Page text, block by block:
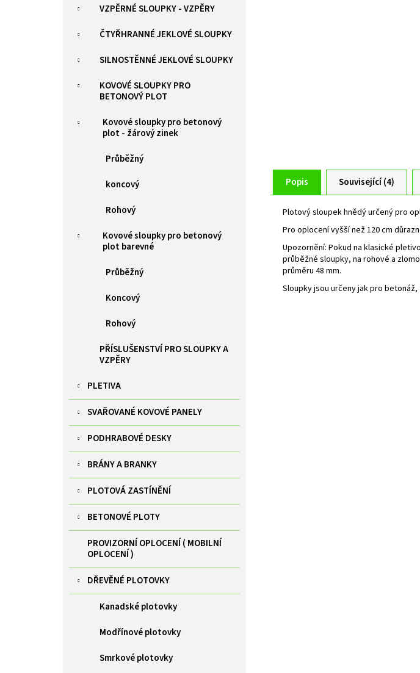
VZPĚRNÉ SLOUPKY - VZPĚRY
ČTYŘHRANNÉ JEKLOVÉ SLOUPKY
SILNOSTĚNNÉ JEKLOVÉ SLOUPKY
KOVOVÉ SLOUPKY PRO
BETONOVÝ PLOT
Kovové sloupky pro betonový
plot - žárový zinek
Průběžný
koncový
Rohový
Kovové sloupky pro betonový
plot barevné
Průběžný
Koncový
Rohový
PŘÍSLUŠENSTVÍ PRO SLOUPKY A
VZPĚRY
PLETIVA
SVAŘOVANÉ KOVOVÉ PANELY
PODHRABOVÉ DESKY
BRÁNY A BRANKY
PLOTOVÁ ZASTÍNĚNÍ
BETONOVÉ PLOTY
PROVIZORNÍ OPLOCENÍ ( MOBILNÍ
OPLOCENÍ )
DŘEVĚNÉ PLOTOVKY
Kanadské plotovky
Modřínové plotovky
Smrkové plotovky
Popis Související (4)
Plotový sloupek hnědý určený pro
Pro oplocení vyšší než 120 cm
Upozornění: Pokud na klasické
průběžné sloupky, na rohové a
průměru 48 mm.
Sloupky jsou určeny jak pro